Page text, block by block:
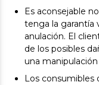
Es aconsejable
tenga la garantía
anulación. El
de los posibles
una
Los consumibles